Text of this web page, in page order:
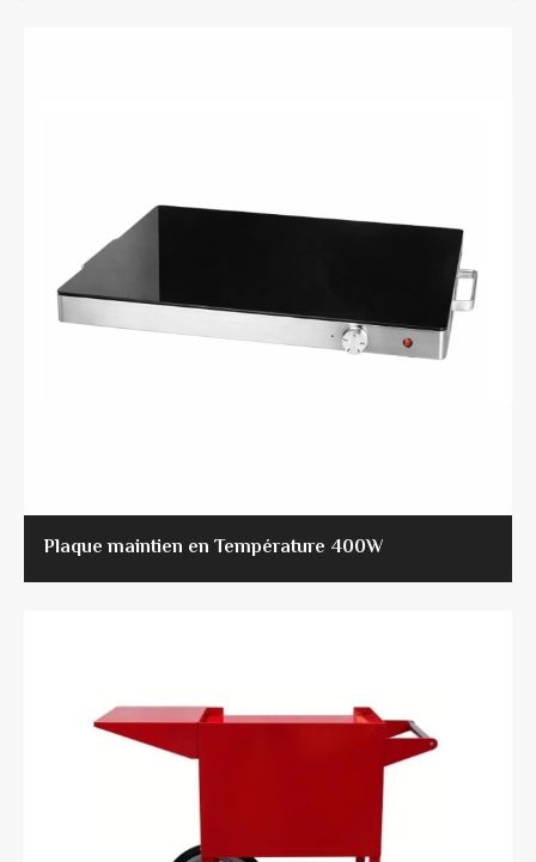
Plaque maintien en Température 400W